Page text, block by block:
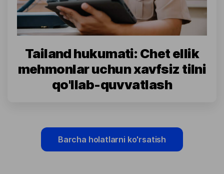
Tailand hukumati: Chet ellik
mehmonlar uchun xavfsiz tilni
qo'llab-quvvatlash
Barcha holatlarni ko'rsatish